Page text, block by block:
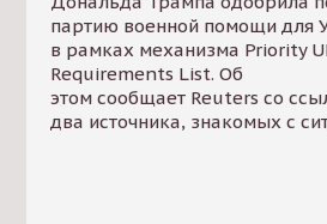
партию военной помощи для
в рамках механизма Priority
Requirements List. Об
этом сообщает Reuters со
два источника, знакомых с